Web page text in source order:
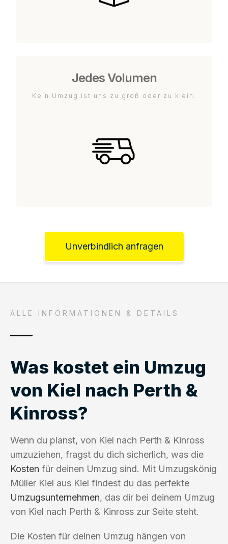
Jedes Volumen
Kein Umzug ist uns zu groß oder zu klein.
Unverbindlich anfragen
ALLE INFORMATIONEN & DETAILS
Was kostet ein Umzug
von Kiel nach Perth &
Kinross?
Wenn du planst, von Kiel nach Perth & Kinross
umzuziehen, fragst du dich sicherlich, was die
Kosten für deinen Umzug sind. Mit Umzugskönig
Müller Kiel aus Kiel findest du das perfekte
Umzugsunternehmen, das dir bei deinem Umzug
von Kiel nach Perth & Kinross zur Seite steht.
Die Kosten für deinen Umzug hängen von